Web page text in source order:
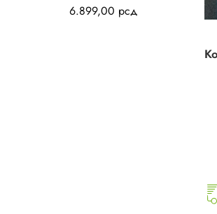
6.899,00 рсд